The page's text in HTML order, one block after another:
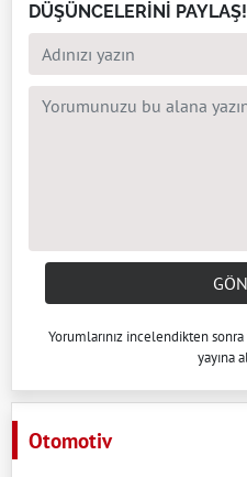
DÜŞÜNCELERİNİ PAYLAŞ!
Yorumlarınız incelendikten sonra
yayına
Otomotiv